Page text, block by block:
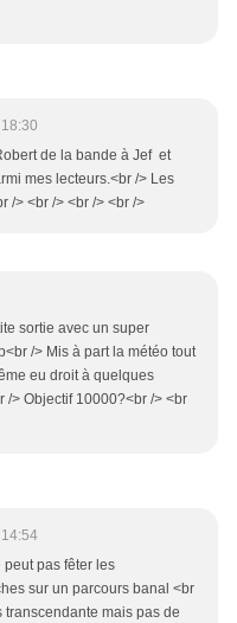
de la bande à Jef et
mes lecteurs.<br /> Les
/> <br /> <br /> <br />
sortie avec un super
/> Mis à part la météo tout
eu droit à quelques
/> Objectif 10000?<br /> <br
peut pas fêter les
sur un parcours banal <br
transcendante mais pas de